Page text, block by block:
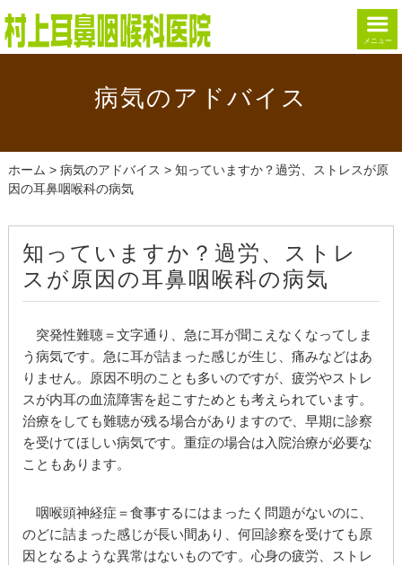
メニュー
病気のアドバイス
ホーム > 病気のアドバイス > 知っていますか？過労、ストレスが原
因の耳鼻咽喉科の病気
知っていますか？過労、ストレ
スが原因の耳鼻咽喉科の病気
突発性難聴＝文字通り、急に耳が聞こえなくなってしま
う病気です。急に耳が詰まった感じが生じ、痛みなどはあ
りません。原因不明のことも多いのですが、疲労やストレ
スが内耳の血流障害を起こすためとも考えられています。
治療をしても難聴が残る場合がありますので、早期に診察
を受けてほしい病気です。重症の場合は入院治療が必要な
こともあります。
咽喉頭神経症 ＝食事するにはまったく問題がないのに、
のどに詰まった感じが長い間あり、何回診察を受けても原
因となるような異常はないものです。心身の疲労、ストレ